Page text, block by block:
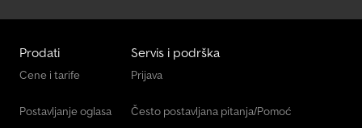
Prodati
Cene i tarife
Postavljanje oglasa
Servis i podrška
Prijava
Često postavljana pitanja/Pomoć